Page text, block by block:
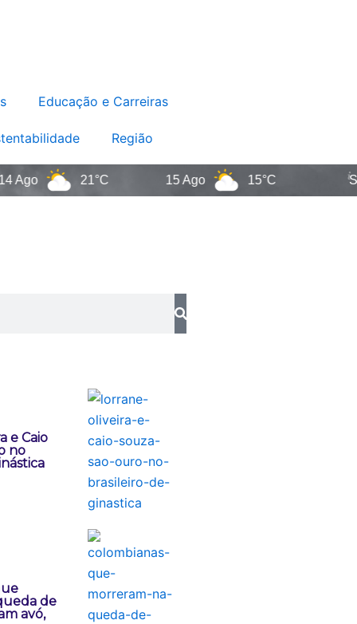
Educação e Carreiras
Região
21°C 15 Ago 15°C Santa
e Caio
no
de
avó,